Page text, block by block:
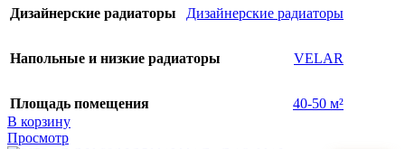
Дизайнерские радиаторы Дизайнерские радиаторы
Напольные и низкие радиаторы VELAR
Площадь помещения
40-50 м²
В корзину
Просмотр